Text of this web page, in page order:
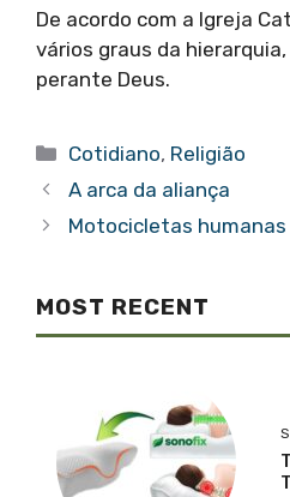
De acordo com a Igreja
vários graus da
perante Deus.
Categorias
Cotidiano, Religião
A arca da aliança
Motocicletas humanas
MOST RECENT